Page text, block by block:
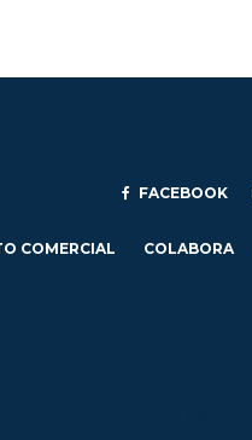
FACEBOOK
COMERCIAL COLABORA